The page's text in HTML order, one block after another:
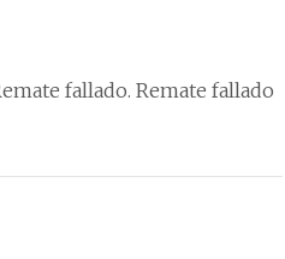
Remate fallado